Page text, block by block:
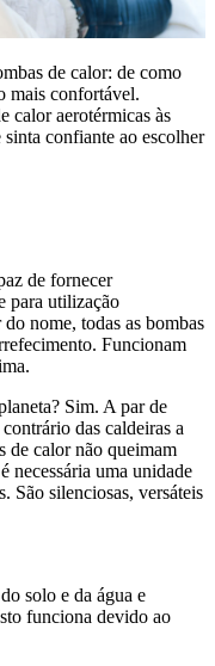
de calor: de como
mais confortável.
calor aerotérmicas às
confiante ao escolher
de fornecer
para utilização
nome, todas as bombas
Funcionam
Sim. A par de
das caldeiras a
de calor não queimam
necessária uma unidade
São silenciosas, versáteis
solo e da água e
funciona devido ao